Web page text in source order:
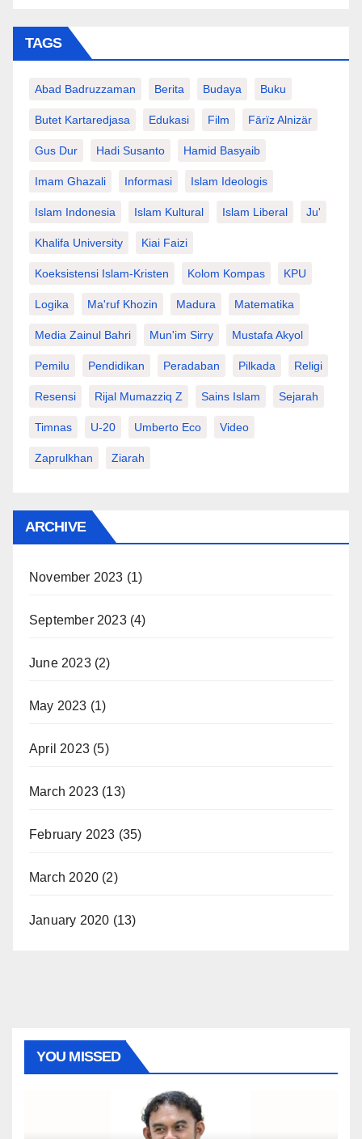
TAGS
Abad Badruzzaman Berita Budaya Buku
Butet Kartaredjasa Edukasi Film Fārïz Alnizär
Gus Dur Hadi Susanto Hamid Basyaib
Imam Ghazali Informasi Islam Ideologis
Islam Indonesia Islam Kultural Islam Liberal Ju'
Khalifa University Kiai Faizi
Koeksistensi Islam-Kristen Kolom Kompas KPU
Logika Ma'ruf Khozin Madura Matematika
Media Zainul Bahri Mun'im Sirry Mustafa Akyol
Pemilu Pendidikan Peradaban Pilkada Religi
Resensi Rijal Mumazziq Z Sains Islam Sejarah
Timnas U-20 Umberto Eco Video
Zaprulkhan Ziarah
ARCHIVE
November 2023 (1)
September 2023(4)
June 2023(2)
May 2023 (1)
April 2023 (5)
March 2023 (13)
February 2023 (35)
March 2020 (2)
January 2020 (13)
YOU MISSED